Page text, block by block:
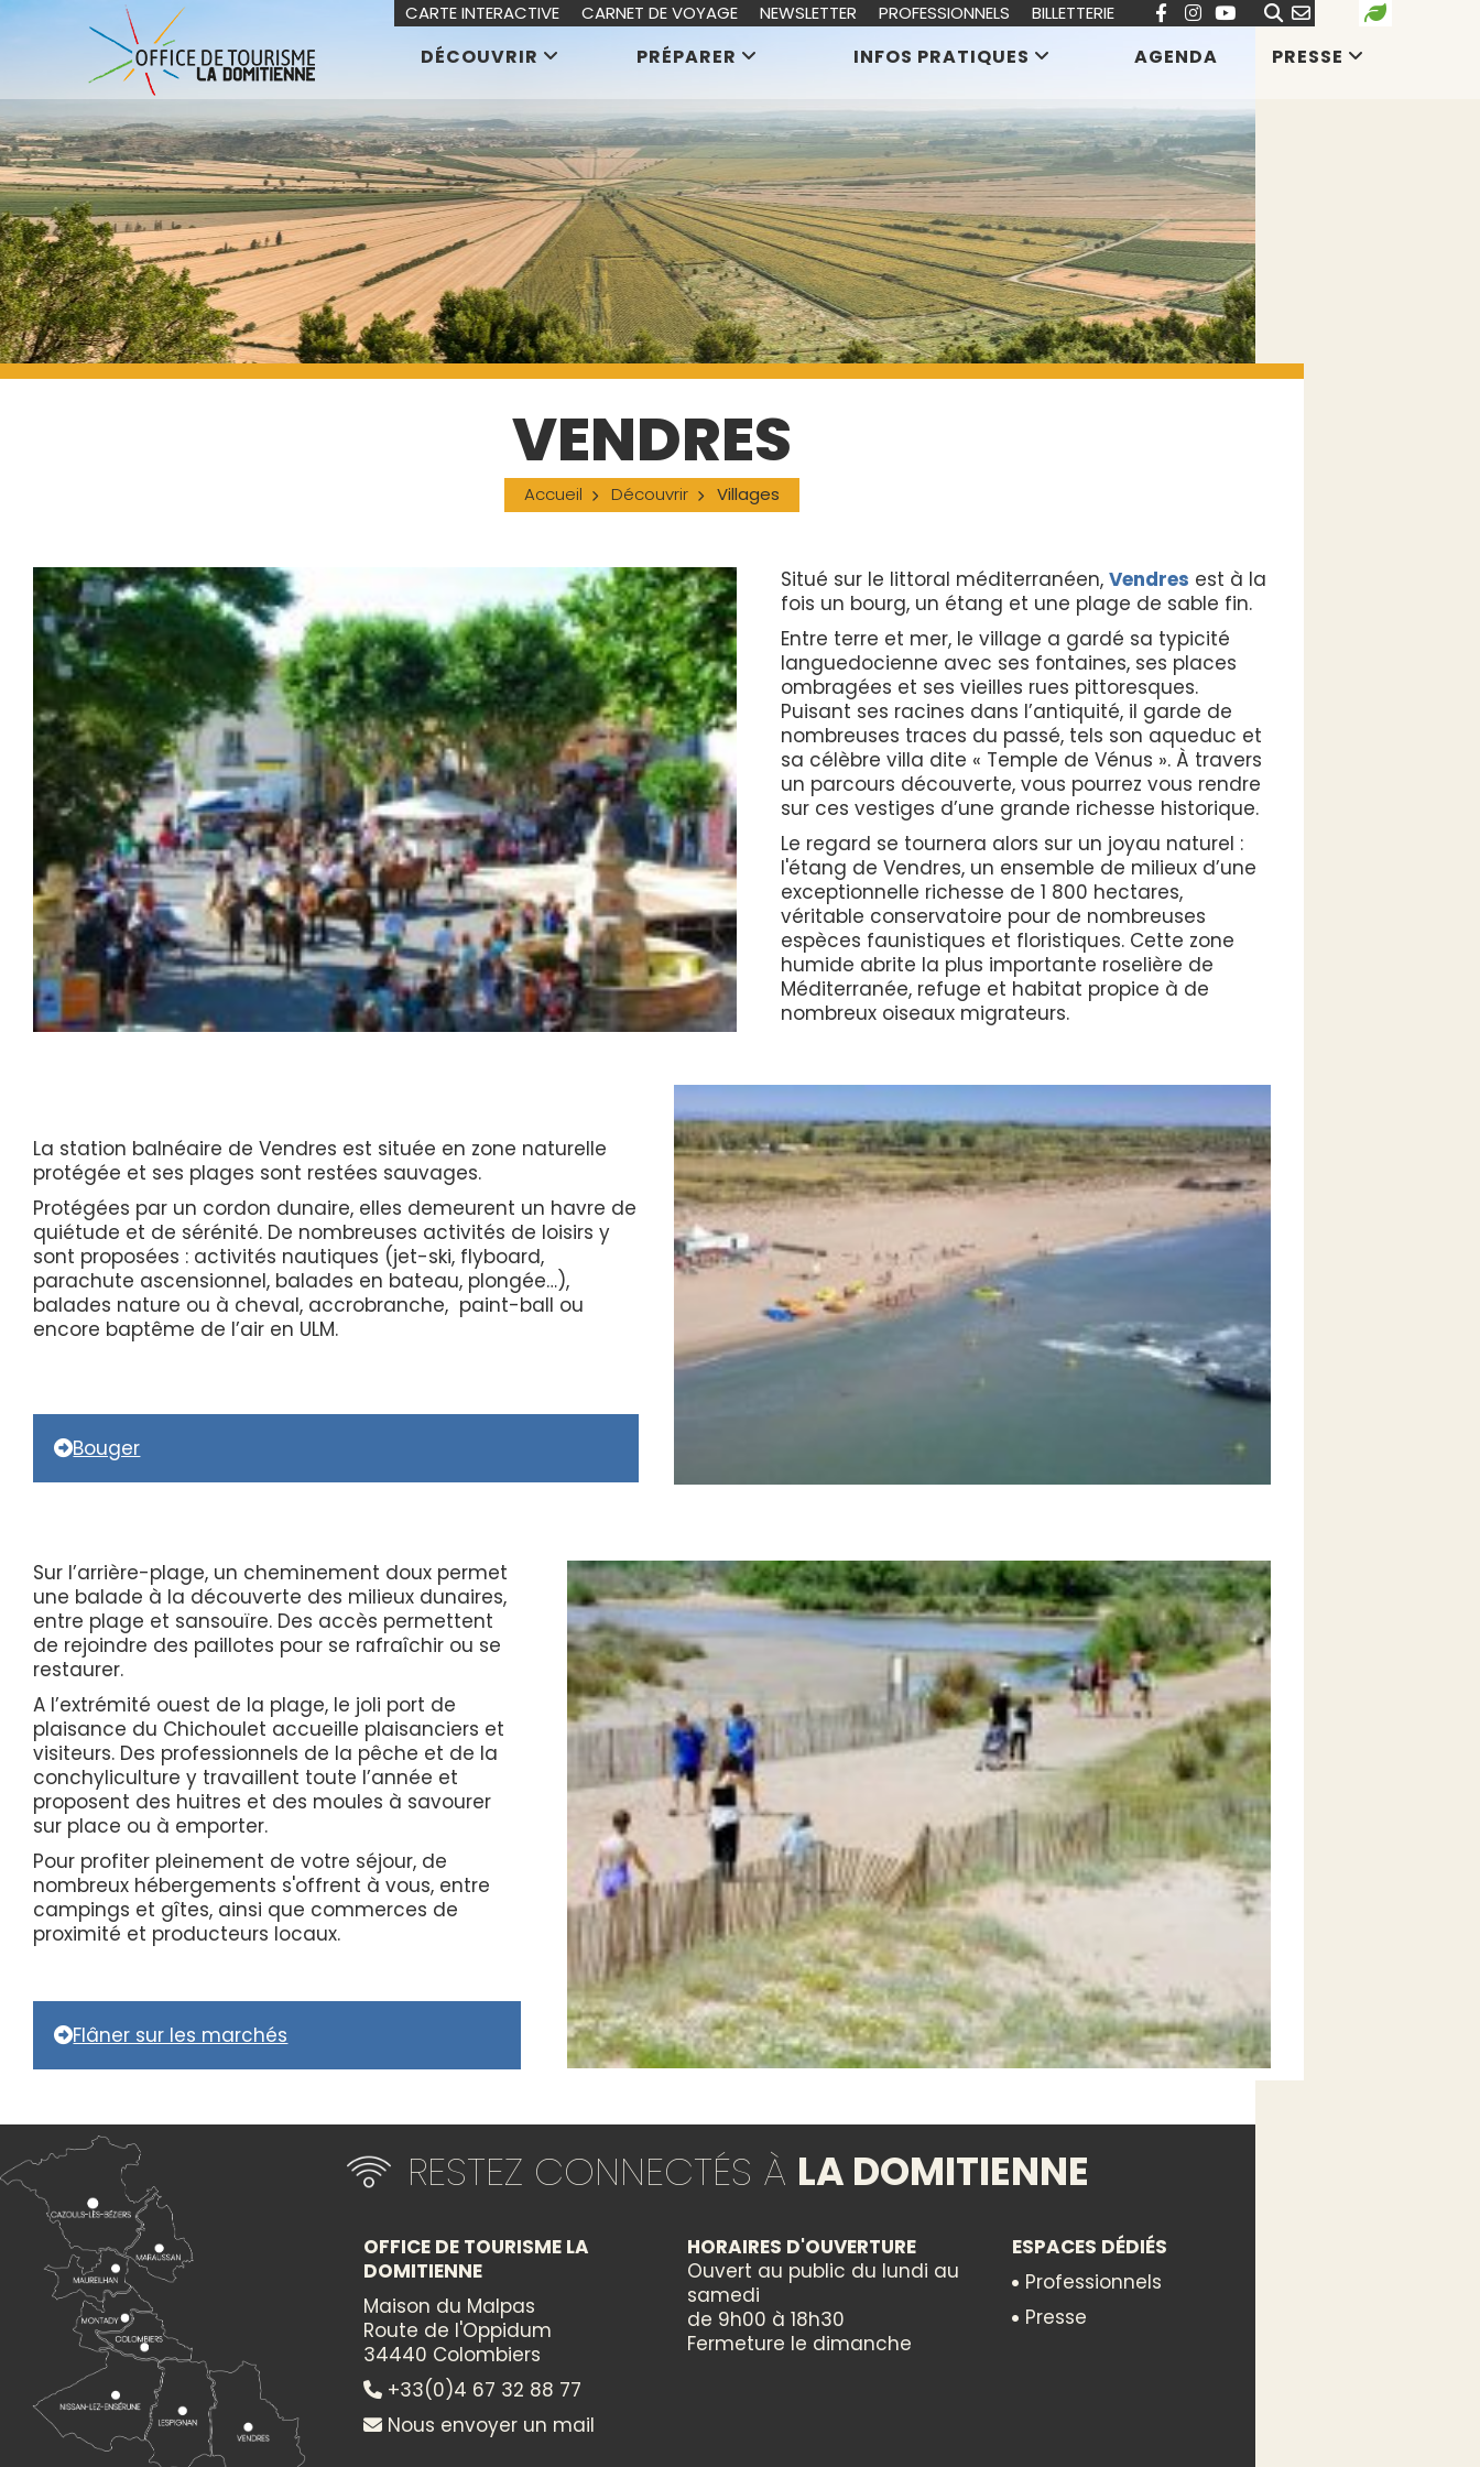
VENDRES
Accueil Découvrir Villages
Situé sur le littoral méditerranéen, Vendres est à la
fois un bourg, un étang et une plage de sable fin.
Entre terre et mer, le village a gardé sa typicité
languedocienne avec ses fontaines, ses places
ombragées et ses vieilles rues pittoresques.
Puisant ses racines dans l’antiquité, il garde de
nombreuses traces du passé, tels son aqueduc et
sa célèbre villa dite « Temple de Vénus ». À travers
un parcours découverte, vous pourrez vous rendre
sur ces vestiges d’une grande richesse historique.
Le regard se tournera alors sur un joyau naturel :
l'étang de Vendres, un ensemble de milieux d’une
exceptionnelle richesse de 1 800 hectares,
véritable conservatoire pour de nombreuses
espèces faunistiques et floristiques. Cette zone
humide abrite la plus importante roselière de
Méditerranée, refuge et habitat propice à de
nombreux oiseaux migrateurs.
Sur l’arrière-plage, un cheminement doux permet
une balade à la découverte des milieux dunaires,
entre plage et sansouïre. Des accès permettent
de rejoindre des paillotes pour se rafraîchir ou se
restaurer.
A l’extrémité ouest de la plage, le joli port de
plaisance du Chichoulet accueille plaisanciers et
visiteurs. Des professionnels de la pêche et de la
conchyliculture y travaillent toute l’année et
proposent des huitres et des moules à savourer
sur place ou à emporter.
Pour profiter pleinement de votre séjour, de
nombreux hébergements s'offrent à vous, entre
campings et gîtes, ainsi que commerces de
proximité et producteurs locaux.
La station balnéaire de Vendres est située en zone naturelle
protégée et ses plages sont restées sauvages.
Protégées par un cordon dunaire, elles demeurent un havre de
quiétude et de sérénité. De nombreuses activités de loisirs y
sont proposées : activités nautiques (jet-ski, flyboard,
parachute ascensionnel, balades en bateau, plongée…),
balades nature ou à cheval, accrobranche, paint-ball ou
encore baptême de l’air en ULM.
Flâner sur les marchés
Bouger
DÉCOUVRIR PRÉPARER INFOS PRATIQUES AGENDA PRESSE
CARTE INTERACTIVE CARNET DE VOYAGE NEWSLETTER PROFESSIONNELS BILLETTERIE
RESTEZ CONNECTÉS À LA DOMITIENNE
OFFICE DE TOURISME LA
DOMITIENNE
Maison du Malpas
Route de l'Oppidum
34440 Colombiers
+33(0)4 67 32 88 77
Nous envoyer un mail
HORAIRES D'OUVERTURE
Ouvert au public du lundi au
samedi
de 9h00 à 18h30
Fermeture le dimanche
ESPACES DÉDIÉS
Professionnels
Presse